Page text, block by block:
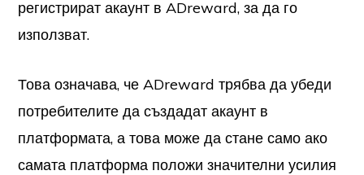
регистрират акаунт в ADreward, за да го
използват.
Това означава, че ADreward трябва да убеди
потребителите да създадат акаунт в
платформата, а това може да стане само ако
самата платформа положи значителни усилия